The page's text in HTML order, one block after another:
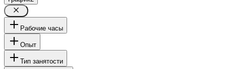
Рабочие часы
Опыт
Тип занятости